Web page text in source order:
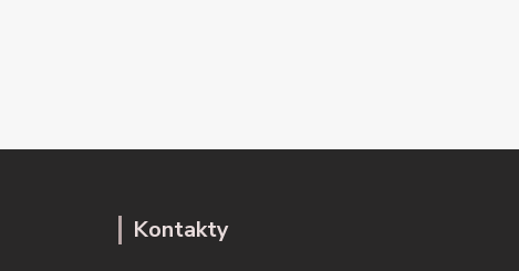
Kontakty